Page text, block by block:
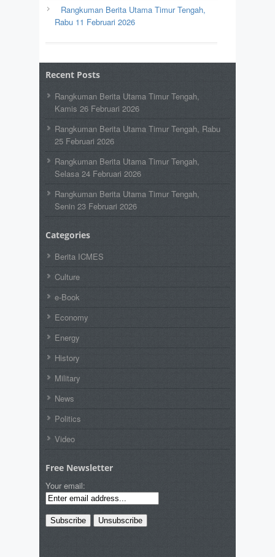
Rangkuman Berita Utama Timur Tengah,
Rabu 11 Februari 2026
Recent Posts
Rangkuman Berita Utama Timur Tengah,
Kamis 26 Februari 2026
Rangkuman Berita Utama Timur Tengah, Rabu
25 Februari 2026
Rangkuman Berita Utama Timur Tengah,
Selasa 24 Februari 2026
Rangkuman Berita Utama Timur Tengah,
Senin 23 Februari 2026
Categories
Berita ICMES
Culture
e-Book
Economy
Energy
History
Military
News
Politics
Video
Free Newsletter
Your email: